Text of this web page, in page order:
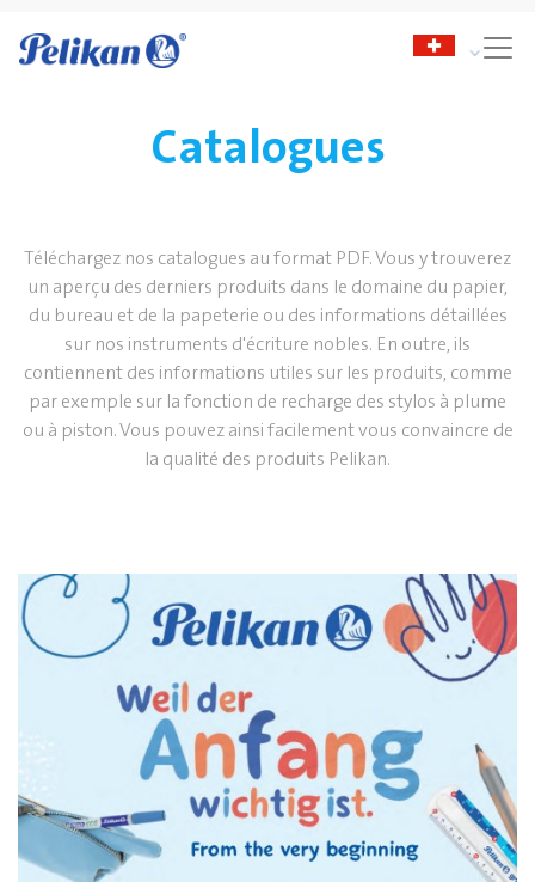
Catalogues
Téléchargez nos catalogues au format PDF. Vous y trouverez
un aperçu des derniers produits dans le domaine du papier,
du bureau et de la papeterie ou des informations détaillées
sur nos instruments d'écriture nobles. En outre, ils
contiennent des informations utiles sur les produits, comme
par exemple sur la fonction de recharge des stylos à plume
ou à piston. Vous pouvez ainsi facilement vous convaincre de
la qualité des produits Pelikan.